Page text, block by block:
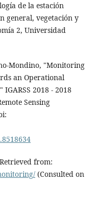
de la estación
general, vegetación y
2, Universidad
Mondino, "Monitoring
an Operational
IGARSS 2018 - 2018
Sensing
from:
(Consulted on